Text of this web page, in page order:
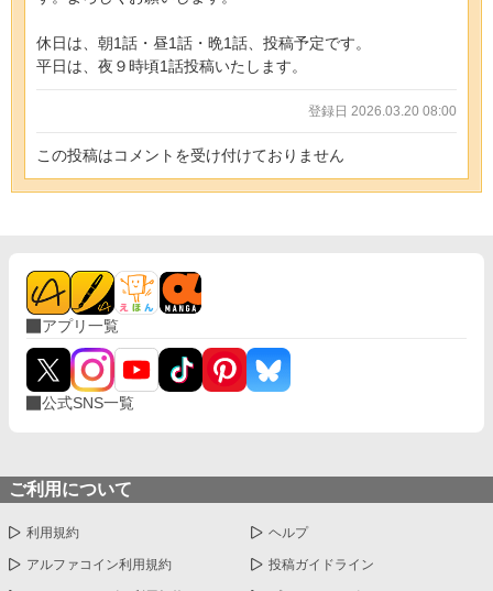
休日は、朝1話・昼1話・晩1話、投稿予定です。
平日は、夜９時頃1話投稿いたします。
登録日 2026.03.20 08:00
この投稿はコメントを受け付けておりません
アプリ一覧
公式SNS一覧
ご利用について
利用規約 ヘルプ
アルファコイン利用規約 投稿ガイドライン